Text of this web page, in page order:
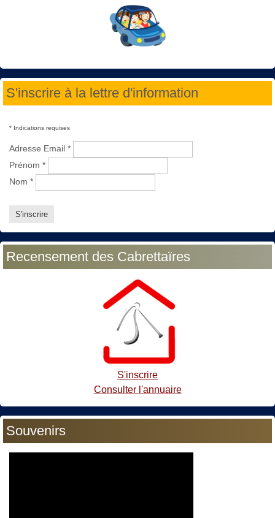
S'inscrire à la lettre d'information
* Indications requises
Adresse Email *
Prénom *
Nom *
Recensement des Cabrettaïres
S'inscrire
Consulter l'annuaire
Souvenirs